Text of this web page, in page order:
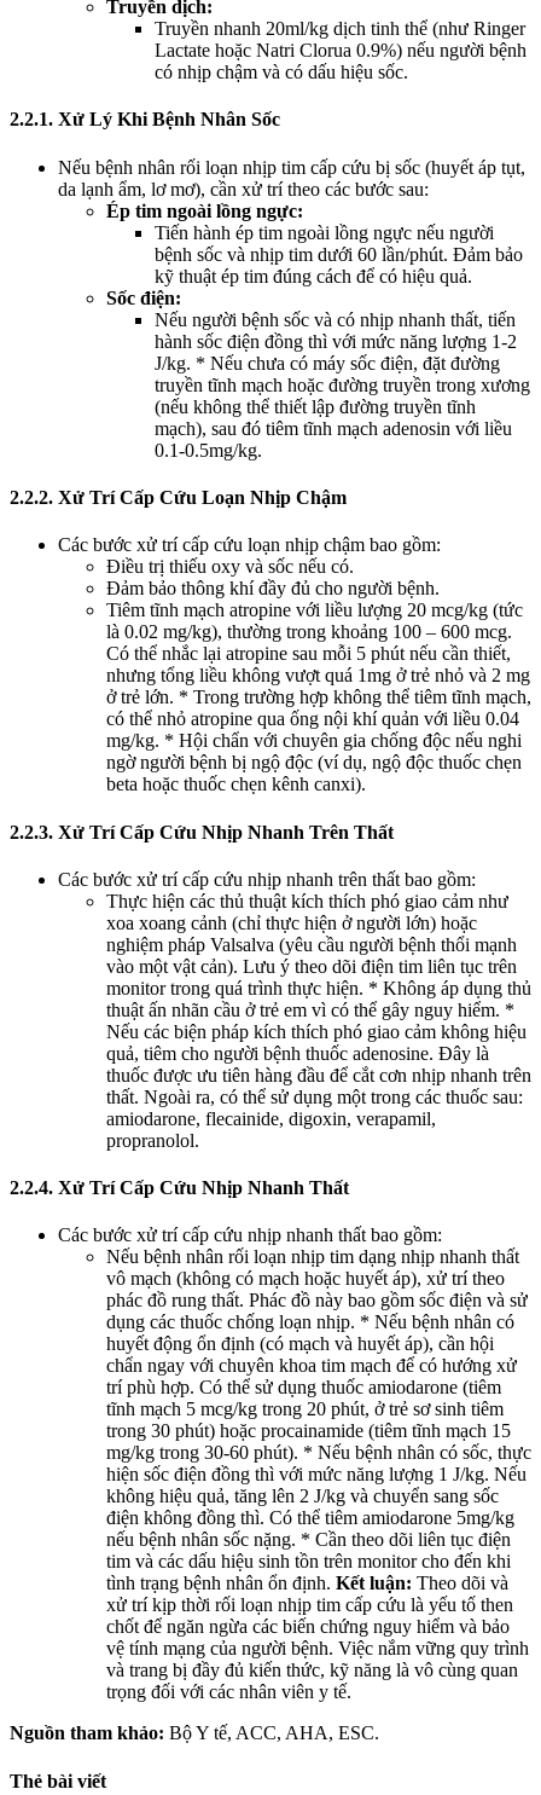
Truyền dịch:
Truyền nhanh 20ml/kg dịch tinh thể (như Ringer
Lactate hoặc Natri Clorua 0.9%) nếu người bệnh
có nhịp chậm và có dấu hiệu sốc.
2.2.1. Xử Lý Khi Bệnh Nhân Sốc
Nếu bệnh nhân rối loạn nhịp tim cấp cứu bị sốc (huyết áp tụt,
da lạnh ẩm, lơ mơ), cần xử trí theo các bước sau:
Ép tim ngoài lồng ngực:
Tiến hành ép tim ngoài lồng ngực nếu người
bệnh sốc và nhịp tim dưới 60 lần/phút. Đảm bảo
kỹ thuật ép tim đúng cách để có hiệu quả.
Sốc điện:
Nếu người bệnh sốc và có nhịp nhanh thất, tiến
hành sốc điện đồng thì với mức năng lượng 1-2
J/kg. * Nếu chưa có máy sốc điện, đặt đường
truyền tĩnh mạch hoặc đường truyền trong xương
(nếu không thể thiết lập đường truyền tĩnh
mạch), sau đó tiêm tĩnh mạch adenosin với liều
0.1-0.5mg/kg.
2.2.2. Xử Trí Cấp Cứu Loạn Nhịp Chậm
Các bước xử trí cấp cứu loạn nhịp chậm bao gồm:
Điều trị thiếu oxy và sốc nếu có.
Đảm bảo thông khí đầy đủ cho người bệnh.
Tiêm tĩnh mạch atropine với liều lượng 20 mcg/kg (tức
là 0.02 mg/kg), thường trong khoảng 100 – 600 mcg.
Có thể nhắc lại atropine sau mỗi 5 phút nếu cần thiết,
nhưng tổng liều không vượt quá 1mg ở trẻ nhỏ và 2 mg
ở trẻ lớn. * Trong trường hợp không thể tiêm tĩnh mạch,
có thể nhỏ atropine qua ống nội khí quản với liều 0.04
mg/kg. * Hội chẩn với chuyên gia chống độc nếu nghi
ngờ người bệnh bị ngộ độc (ví dụ, ngộ độc thuốc chẹn
beta hoặc thuốc chẹn kênh canxi).
2.2.3. Xử Trí Cấp Cứu Nhịp Nhanh Trên Thất
Các bước xử trí cấp cứu nhịp nhanh trên thất bao gồm:
Thực hiện các thủ thuật kích thích phó giao cảm như
xoa xoang cảnh (chỉ thực hiện ở người lớn) hoặc
nghiệm pháp Valsalva (yêu cầu người bệnh thổi mạnh
vào một vật cản). Lưu ý theo dõi điện tim liên tục trên
monitor trong quá trình thực hiện. * Không áp dụng thủ
thuật ấn nhãn cầu ở trẻ em vì có thể gây nguy hiểm. *
Nếu các biện pháp kích thích phó giao cảm không hiệu
quả, tiêm cho người bệnh thuốc adenosine. Đây là
thuốc được ưu tiên hàng đầu để cắt cơn nhịp nhanh trên
thất. Ngoài ra, có thể sử dụng một trong các thuốc sau:
amiodarone, flecainide, digoxin, verapamil,
propranolol.
2.2.4. Xử Trí Cấp Cứu Nhịp Nhanh Thất
Các bước xử trí cấp cứu nhịp nhanh thất bao gồm:
Nếu bệnh nhân rối loạn nhịp tim dạng nhịp nhanh thất
vô mạch (không có mạch hoặc huyết áp), xử trí theo
phác đồ rung thất. Phác đồ này bao gồm sốc điện và sử
dụng các thuốc chống loạn nhịp. * Nếu bệnh nhân có
huyết động ổn định (có mạch và huyết áp), cần hội
chẩn ngay với chuyên khoa tim mạch để có hướng xử
trí phù hợp. Có thể sử dụng thuốc amiodarone (tiêm
tĩnh mạch 5 mcg/kg trong 20 phút, ở trẻ sơ sinh tiêm
trong 30 phút) hoặc procainamide (tiêm tĩnh mạch 15
mg/kg trong 30-60 phút). * Nếu bệnh nhân có sốc, thực
hiện sốc điện đồng thì với mức năng lượng 1 J/kg. Nếu
không hiệu quả, tăng lên 2 J/kg và chuyển sang sốc
điện không đồng thì. Có thể tiêm amiodarone 5mg/kg
nếu bệnh nhân sốc nặng. * Cần theo dõi liên tục điện
tim và các dấu hiệu sinh tồn trên monitor cho đến khi
tình trạng bệnh nhân ổn định. Kết luận: Theo dõi và
xử trí kịp thời rối loạn nhịp tim cấp cứu là yếu tố then
chốt để ngăn ngừa các biến chứng nguy hiểm và bảo
vệ tính mạng của người bệnh. Việc nắm vững quy trình
và trang bị đầy đủ kiến thức, kỹ năng là vô cùng quan
trọng đối với các nhân viên y tế.
Nguồn tham khảo: Bộ Y tế, ACC, AHA, ESC.
Thẻ bài viết